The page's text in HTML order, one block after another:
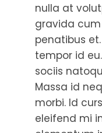
nulla at
gravida
penatibus
tempor id
sociis
Massa id
morbi. Id
eleifend mi